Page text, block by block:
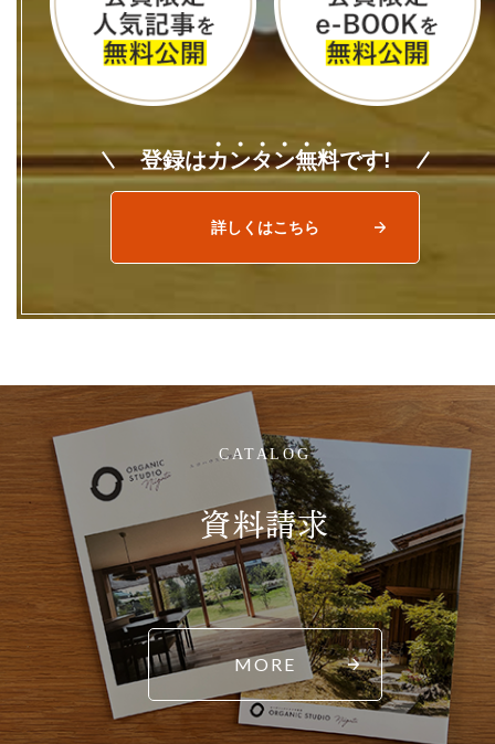
登録はカンタン無料です!
詳しくはこちら
CATALOG
資料請求
MORE